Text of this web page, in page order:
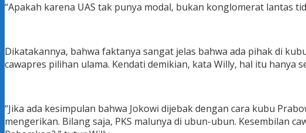
“Apakah karena UAS tak punya modal, bukan konglomerat lantas
Dikatakannya, bahwa faktanya sangat jelas bahwa ada pihak di
cawapres pilihan ulama. Kendati demikian, kata Willy, hal itu
“Jika ada kesimpulan bahwa Jokowi dijebak dengan cara kubu
mengerikan. Bilang saja, PKS malunya di ubun-ubun. Kesembilan